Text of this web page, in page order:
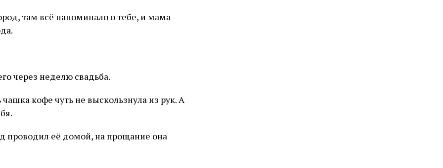
там всё напоминало о тебе, и мама
через неделю свадьба.
кофе чуть не выскользнула из рук. А
проводил её домой, на прощание она